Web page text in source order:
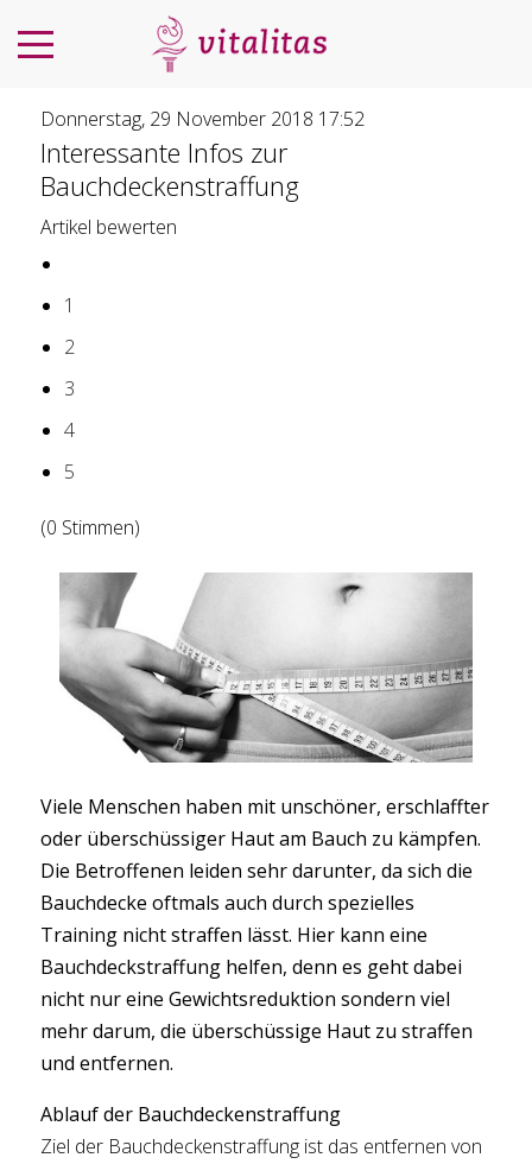
Donnerstag, 29 November 2018 17:52
Interessante Infos zur
Bauchdeckenstraffung
Artikel bewerten
1
2
3
4
5
(0 Stimmen)
Viele Menschen haben mit unschöner, erschlaffter
oder überschüssiger Haut am Bauch zu kämpfen.
Die Betroffenen leiden sehr darunter, da sich die
Bauchdecke oftmals auch durch spezielles
Training nicht straffen lässt. Hier kann eine
Bauchdeckstraffung helfen, denn es geht dabei
nicht nur eine Gewichtsreduktion sondern viel
mehr darum, die überschüssige Haut zu straffen
und entfernen.
Ablauf der Bauchdeckenstraffung
Ziel der Bauchdeckenstraffung ist das entfernen von